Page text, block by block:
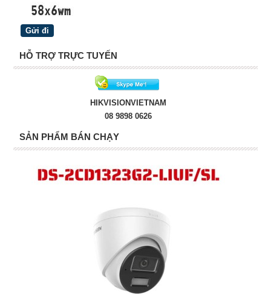
HỖ TRỢ TRỰC TUYẾN
HIKVISIONVIETNAM
08 9898 0626
SẢN PHẨM BÁN CHẠY